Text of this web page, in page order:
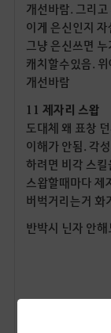
개선바람. 그리
이게 은신인지
그냥 은신쓰면
캐치할수있음.
개선바람
11 제자리 스왑
도대체 왜 표창
이해가 안됨. 각
하려면 비각 스
스왑할때마다 제
버벅거리는거 화
반박시 닌자 안